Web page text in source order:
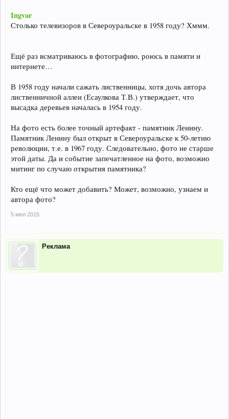
Ingvar
Столько телевизоров в Североуральске в 1958 году? Хммм.
Ещё раз всматриваюсь в фотографию, роюсь в памяти и
интернете…
В 1958 году начали сажать лиственницы, хотя дочь автора
лиственничной аллеи (Есаулкова Т.В.) утверждает, что
высадка деревьев началась в 1954 году.
На фото есть более точный артефакт - памятник Ленину.
Памятник Ленину был открыт в Североуральске к 50-летию
революции, т.е. в 1967 году. Следовательно, фото не старше
этой даты. Да и событие запечатленное на фото, возможно
митинг по случаю открытия памятника?
Кто ещё что может добавить? Может, возможно, узнаем и
автора фото?
5 июл 2015
Реклама